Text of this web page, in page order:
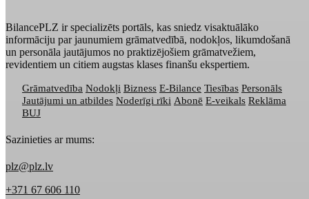
BilancePLZ ir specializēts portāls, kas sniedz visaktuālāko
informāciju par jaunumiem grāmatvedībā, nodokļos, likumdošanā
un personāla jautājumos no praktizējošiem grāmatvežiem,
revidentiem un citiem augstas klases finanšu ekspertiem.
Grāmatvedība Nodokļi Bizness E-Bilance Tiesības Personāls
Jautājumi un atbildes Noderīgi rīki Abonē E-veikals Reklāma
BUJ
Sazinieties ar mums:
plz@plz.lv
+371 67 606 110